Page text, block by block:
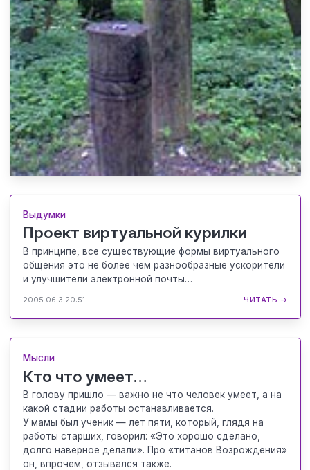
Выдумки
Проект виртуальной курилки
В принципе, все существующие формы виртуального
общения это не более чем разнообразные ускорители
и улучшители электронной почты…
2005.06.3 20:51 ЧИТАТЬ →
Мысли
Кто что умеет…
В голову пришло — важно не что человек умеет, а на
какой стадии работы останавливается.
У мамы был ученик — лет пяти, который, глядя на
работы старших, говорил: «Это хорошо сделано,
долго наверное делали». Про «титанов Возрождения»
он, впрочем, отзывался также.